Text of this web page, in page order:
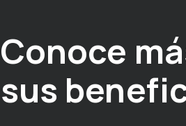
Conoce
sus